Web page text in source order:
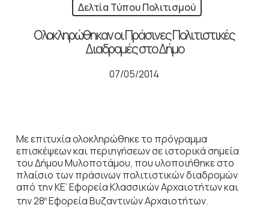
Δελτία Τύπου Πολιτισμού
Ολοκληρώθηκαν οι Πράσινες Πολιτιστικές
Διαδρομές στο Δήμο
07/05/2014
Με επιτυχία ολοκληρώθηκε το πρόγραμμα
επισκέψεων και περιηγήσεων σε ιστορικά σημεία
του Δήμου Μυλοποτάμου, που υλοποιήθηκε στο
πλαίσιο των πράσινων πολιτιστικών διαδρομών
από την ΚΕ’ Εφορεία Κλασσικών Αρχαιοτήτων και
την 28ηΕφορεία Βυζαντινών Αρχαιοτήτων.